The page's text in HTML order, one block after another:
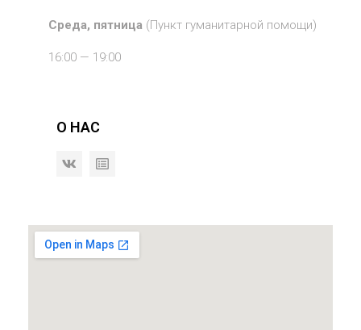
Среда, пятница (Пункт гуманитарной помощи)
16:00 — 19:00
О НАС